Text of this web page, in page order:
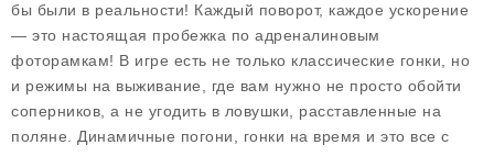
бы были в реальности! Каждый поворот, каждое ускорение
— это настоящая пробежка по адреналиновым
фоторамкам! В игре есть не только классические гонки, но
и режимы на выживание, где вам нужно не просто обойти
соперников, а не угодить в ловушки, расставленные на
поляне. Динамичные погони , гонки на время и это все с